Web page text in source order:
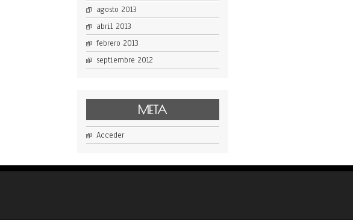
agosto 2013
abril 2013
febrero 2013
septiembre 2012
META
Acceder